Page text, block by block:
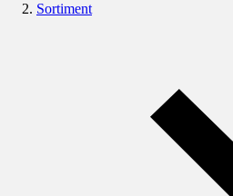
Sortiment